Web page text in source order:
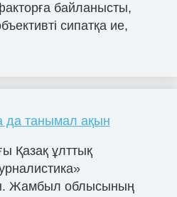
байланысты,
сипатқа ие,
да танымал ақын
Қазақ ұлттық
Жамбыл облысының